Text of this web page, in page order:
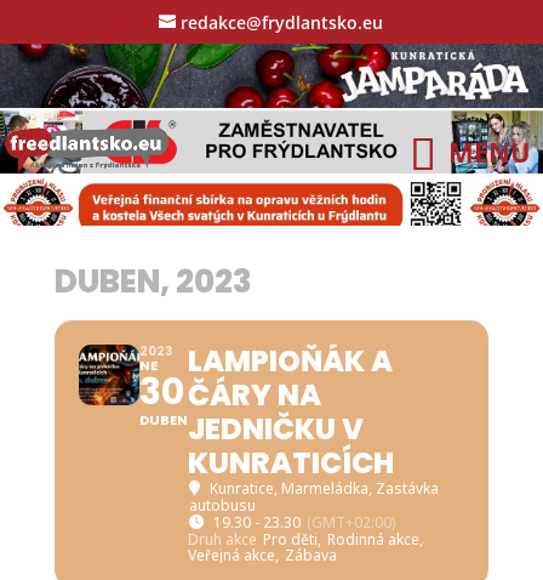
redakce@frydlantsko.eu
DUBEN, 2023
2023
NE
30
DUBEN
LAMPIOŇÁK A
ČÁRY NA
JEDNIČKU V
KUNRATICÍCH
Kunratice, Marmeládka, Zastávka
autobusu
19.30 - 23.30 (GMT+02:00)
Druh akce Pro děti, Rodinná akce,
Veřejná akce, Zábava